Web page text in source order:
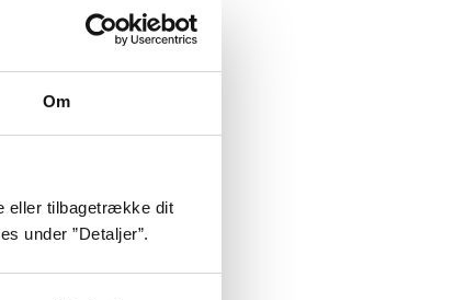
Om
eller tilbagetrække dit
under ”Detaljer”.